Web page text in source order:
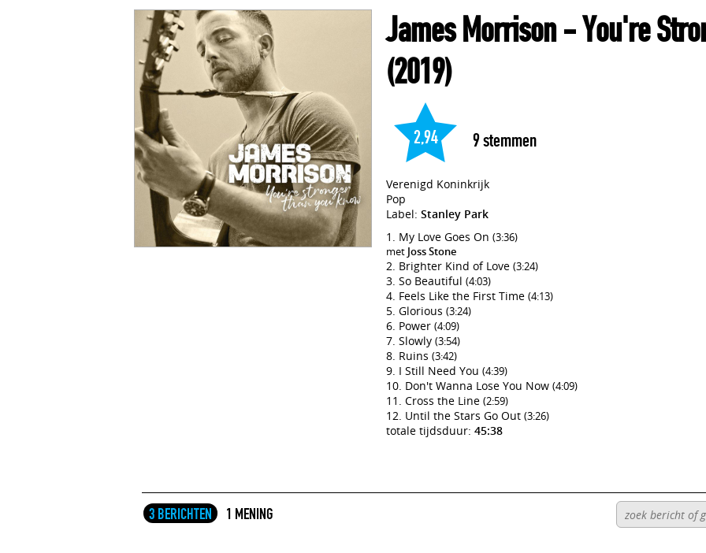
James Morrison- You're
(2019)
2,94 9stemmen
Verenigd Koninkrijk
Pop
Label: Stanley Park
My Love Goes On (3:36)
met Joss Stone
Brighter Kind of Love (3:24)
So Beautiful (4:03)
Feels Like the First Time (4:13)
Glorious (3:24)
Power (4:09)
Slowly (3:54)
Ruins (3:42)
I Still Need You (4:39)
Don't Wanna Lose You Now (4:09)
Cross the Line (2:59)
Until the Stars Go Out (3:26)
totale tijdsduur: 45:38
3 BERICHTEN 1 MENING